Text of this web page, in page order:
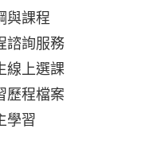
與課程
諮詢服務
線上選課
歷程檔案
學習